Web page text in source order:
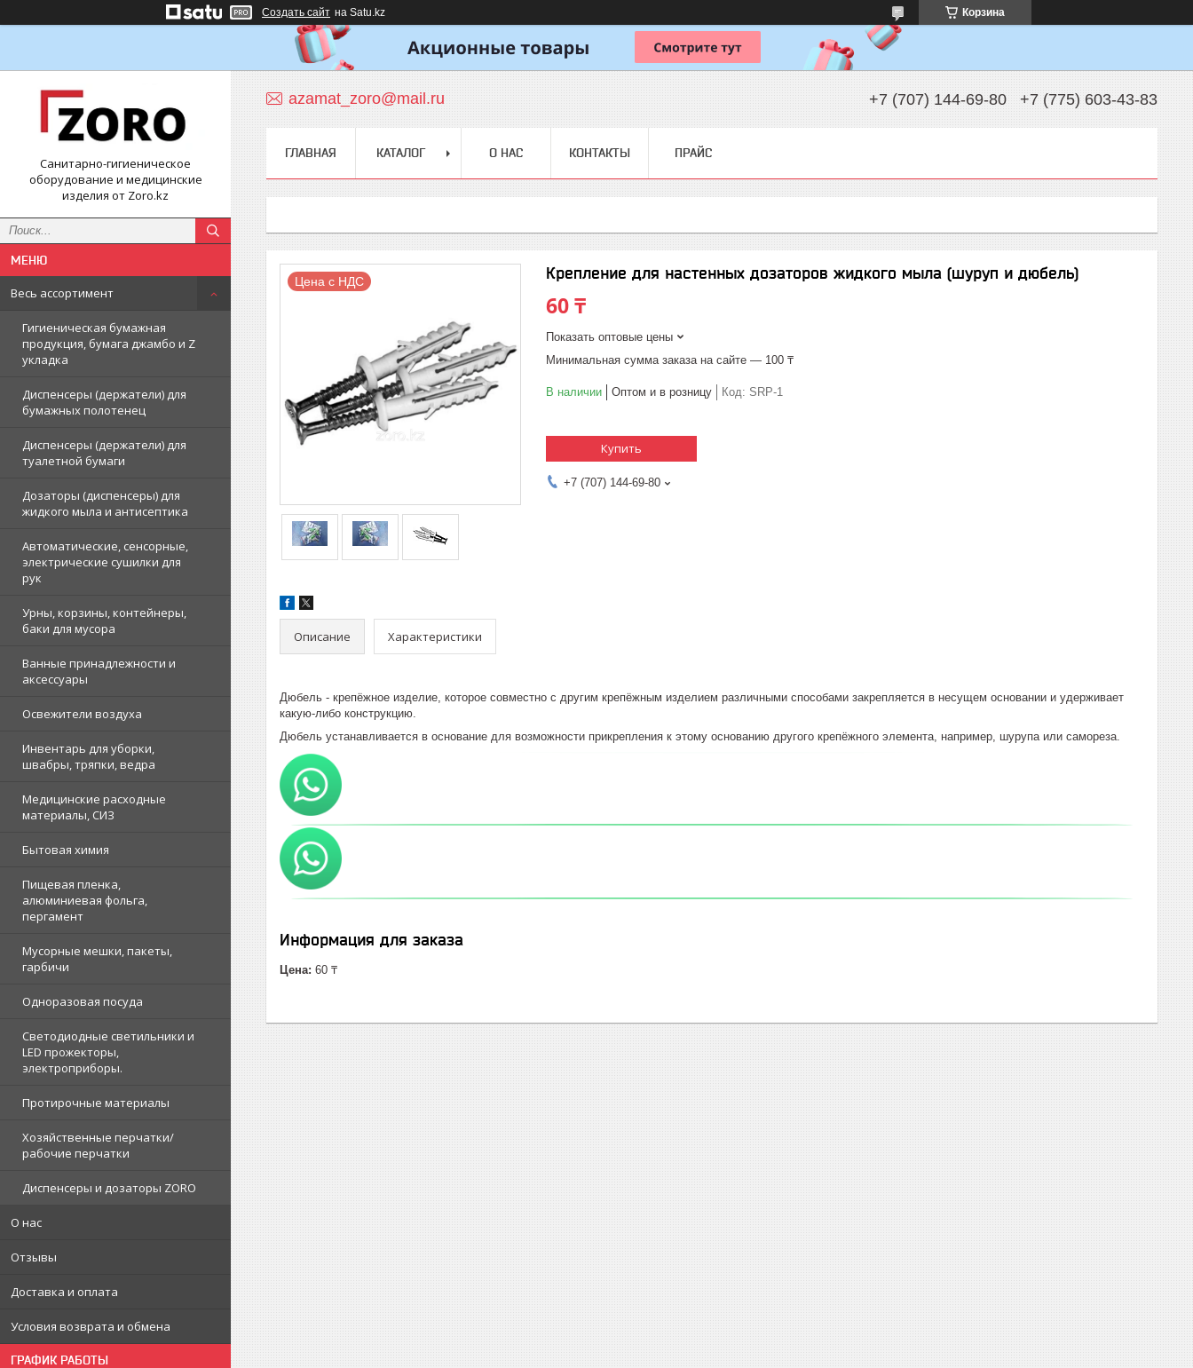
Создать сайт на Satu.kz Корзина
Санитарно-гигиеническое
оборудование и медицинские
изделия от Zoro.kz
Весь ассортимент
Гигиеническая бумажная
продукция, бумага джамбо и Z
укладка
Диспенсеры (держатели) для
бумажных полотенец
Диспенсеры (держатели) для
туалетной бумаги
Дозаторы (диспенсеры) для
жидкого мыла и антисептика
Автоматические, сенсорные,
электрические сушилки для
рук
Урны, корзины, контейнеры,
баки для мусора
Ванные принадлежности и
аксессуары
Освежители воздуха
Инвентарь для уборки,
швабры, тряпки, ведра
Медицинские расходные
материалы, СИЗ
Бытовая химия
Пищевая пленка,
алюминиевая фольга,
пергамент
Мусорные мешки, пакеты,
гарбичи
Одноразовая посуда
Светодиодные светильники и
LED прожекторы,
электроприборы.
Протирочные материалы
Хозяйственные перчатки/
рабочие перчатки
Диспенсеры и дозаторы ZORO
О нас
Отзывы
Доставка и оплата
Условия возврата и обмена
ГРАФИК РАБОТЫ
azamat_zoro@mail.ru +7 (707) 144-69-80 +7 (775) 603-43-83
ГЛАВНАЯ КАТАЛОГ О НАС КОНТАКТЫ ПРАЙС
Цена с НДС Крепление для настенных дозаторов жидкого мыла (шуруп и дюбель)
60 ₸
Показать оптовые цены
Минимальная сумма заказа на сайте — 100 ₸
В наличии Оптом и в розницу Код: SRP-1
Купить
+7 (707) 144-69-80
Описание Характеристики
Дюбель - крепёжное изделие, которое совместно с другим крепёжным изделием различными способами закрепляется в несущем основании и удерживает
какую-либо конструкцию.
Дюбель устанавливается в основание для возможности прикрепления к этому основанию другого крепёжного элемента, например, шурупа или самореза.
Информация для заказа
Цена: 60 ₸